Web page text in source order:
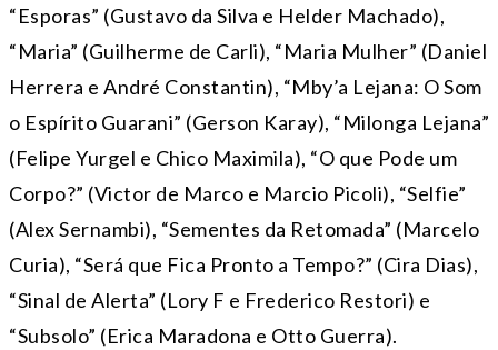
“Esporas” (Gustavo da Silva e Helder Machado),
“Maria” (Guilherme de Carli), “Maria Mulher” (Daniel
Herrera e André Constantin), “Mby’a Lejana: O Som
o Espírito Guarani” (Gerson Karay), “Milonga Lejana”
(Felipe Yurgel e Chico Maximila), “O que Pode um
Corpo?” (Victor de Marco e Marcio Picoli), “Selfie”
(Alex Sernambi), “Sementes da Retomada” (Marcelo
Curia), “Será que Fica Pronto a Tempo?” (Cira Dias),
“Sinal de Alerta” (Lory F e Frederico Restori) e
“Subsolo” (Erica Maradona e Otto Guerra).